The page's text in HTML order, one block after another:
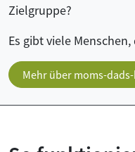
Zielgruppe?
Es gibt viele
Mehr über moms-